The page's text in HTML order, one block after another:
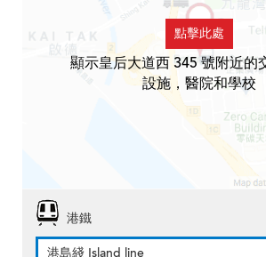
點擊此處
顯示皇后大道西 345 號附近的
設施，醫院和學校
港鐵
港島綫 Island line